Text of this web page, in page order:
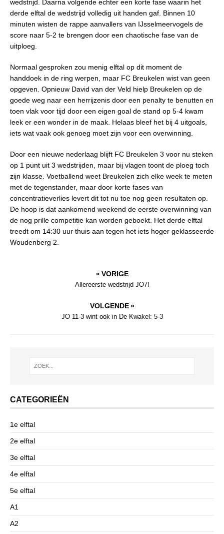
wedstrijd. Daarna volgende echter een korte fase waarin het
derde elftal de wedstrijd volledig uit handen gaf. Binnen 10
minuten wisten de rappe aanvallers van IJsselmeervogels de
score naar 5-2 te brengen door een chaotische fase van de
uitploeg.
Normaal gesproken zou menig elftal op dit moment de
handdoek in de ring werpen, maar FC Breukelen wist van geen
opgeven. Opnieuw David van der Veld hielp Breukelen op de
goede weg naar een herrijzenis door een penalty te benutten en
toen vlak voor tijd door een eigen goal de stand op 5-4 kwam
leek er een wonder in de maak. Helaas bleef het bij 4 uitgoals,
iets wat vaak ook genoeg moet zijn voor een overwinning.
Door een nieuwe nederlaag blijft FC Breukelen 3 voor nu steken
op 1 punt uit 3 wedstrijden, maar bij vlagen toont de ploeg toch
zijn klasse. Voetballend weet Breukelen zich elke week te meten
met de tegenstander, maar door korte fases van
concentratieverlies levert dit tot nu toe nog geen resultaten op.
De hoop is dat aankomend weekend de eerste overwinning van
de nog prille competitie kan worden geboekt. Het derde elftal
treedt om 14:30 uur thuis aan tegen het iets hoger geklasseerde
Woudenberg 2.
« VORIGE
Allereerste wedstrijd JO7!
VOLGENDE »
JO 11-3 wint ook in De Kwakel: 5-3
CATEGORIEËN
1e elftal
2e elftal
3e elftal
4e elftal
5e elftal
A1
A2